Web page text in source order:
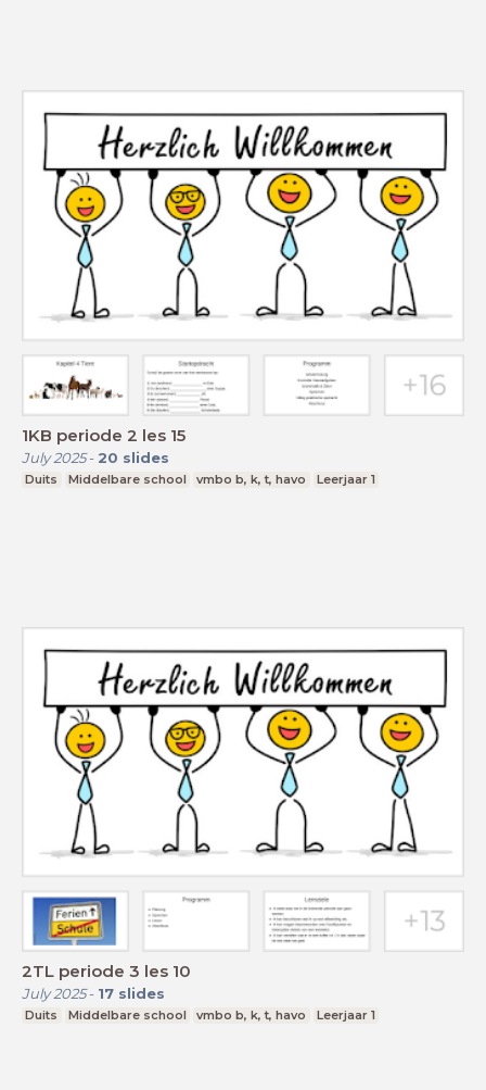
1KB periode 2 les 15
July 2025- 20 slides
Duits Middelbare school vmbo b, k, t, havo Leerjaar 1
2TL periode 3 les 10
July 2025- 17 slides
Duits Middelbare school vmbo b, k, t, havo Leerjaar 1